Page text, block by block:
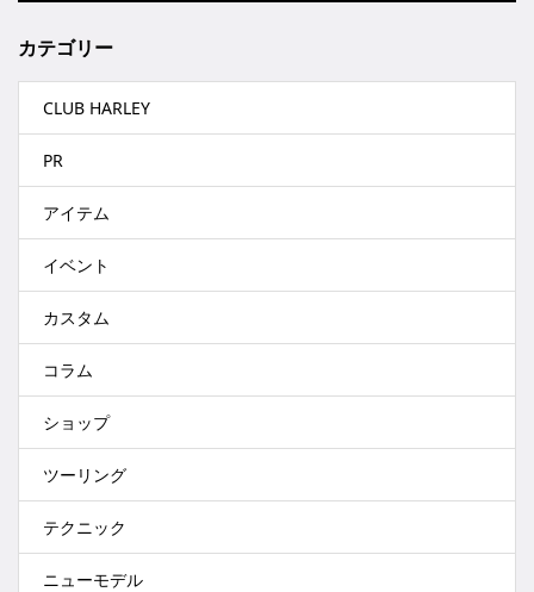
カテゴリー
CLUB HARLEY
PR
アイテム
イベント
カスタム
コラム
ショップ
ツーリング
テクニック
ニューモデル